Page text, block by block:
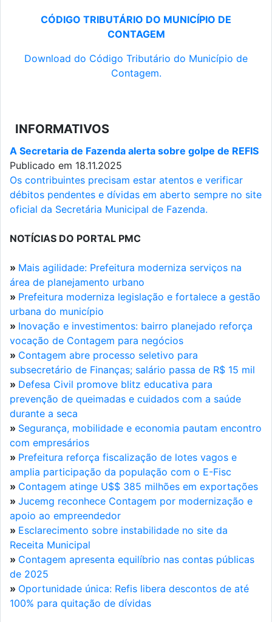
CÓDIGO TRIBUTÁRIO DO MUNICÍPIO DE
CONTAGEM
Download do Código Tributário do Município de
Contagem.
INFORMATIVOS
A Secretaria de Fazenda alerta sobre golpe de REFIS
Publicado em 18.11.2025
Os contribuintes precisam estar atentos e verificar
débitos pendentes e dívidas em aberto sempre no site
oficial da Secretária Municipal de Fazenda.
NOTÍCIAS DO PORTAL PMC
» Mais agilidade: Prefeitura moderniza serviços na
área de planejamento urbano
» Prefeitura moderniza legislação e fortalece a gestão
urbana do município
» Inovação e investimentos: bairro planejado reforça
vocação de Contagem para negócios
» Contagem abre processo seletivo para
subsecretário de Finanças; salário passa de R$ 15 mil
» Defesa Civil promove blitz educativa para
prevenção de queimadas e cuidados com a saúde
durante a seca
» Segurança, mobilidade e economia pautam encontro
com empresários
» Prefeitura reforça fiscalização de lotes vagos e
amplia participação da população com o E-Fisc
» Contagem atinge U$$ 385 milhões em exportações
» Jucemg reconhece Contagem por modernização e
apoio ao empreendedor
» Esclarecimento sobre instabilidade no site da
Receita Municipal
» Contagem apresenta equilíbrio nas contas públicas
de 2025
» Oportunidade única: Refis libera descontos de até
100% para quitação de dívidas